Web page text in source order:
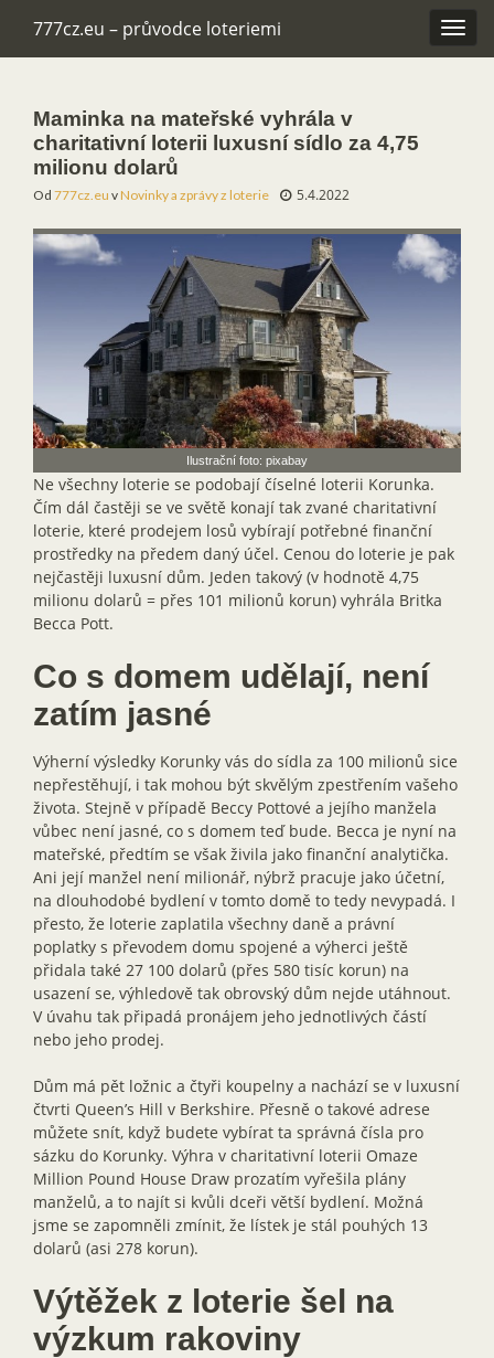
777cz.eu – průvodce loteriemi
Maminka na mateřské vyhrála v
charitativní loterii luxusní sídlo za 4,75
milionu dolarů
Od 777cz.eu vNovinky a zprávy z loterie 5.4.2022
Ilustrační foto: pixabay
Ne všechny loterie se podobají číselné loterii Korunka.
Čím dál častěji se ve světě konají tak zvané charitativní
loterie, které prodejem losů vybírají potřebné finanční
prostředky na předem daný účel. Cenou do loterie je pak
nejčastěji luxusní dům. Jeden takový (v hodnotě 4,75
milionu dolarů = přes 101 milionů korun) vyhrála Britka
Becca Pott.
Co s domem udělají, není
zatím jasné
Výherní výsledky Korunky vás do sídla za 100 milionů sice
nepřestěhují, i tak mohou být skvělým zpestřením vašeho
života. Stejně v případě Beccy Pottové a jejího manžela
vůbec není jasné, co s domem teď bude. Becca je nyní na
mateřské, předtím se však živila jako finanční analytička.
Ani její manžel není milionář, nýbrž pracuje jako účetní,
na dlouhodobé bydlení v tomto domě to tedy nevypadá. I
přesto, že loterie zaplatila všechny daně a právní
poplatky s převodem domu spojené a výherci ještě
přidala také 27 100 dolarů (přes 580 tisíc korun) na
usazení se, výhledově tak obrovský dům nejde utáhnout.
V úvahu tak připadá pronájem jeho jednotlivých částí
nebo jeho prodej.
Dům má pět ložnic a čtyři koupelny a nachází se v luxusní
čtvrti Queen’s Hill v Berkshire. Přesně o takové adrese
můžete snít, když budete vybírat ta správná čísla pro
sázku do Korunky. Výhra v charitativní loterii Omaze
Million Pound House Draw prozatím vyřešila plány
manželů, a to najít si kvůli dceři větší bydlení. Možná
jsme se zapomněli zmínit, že lístek je stál pouhých 13
dolarů (asi 278 korun).
Výtěžek z loterie šel na
výzkum rakoviny